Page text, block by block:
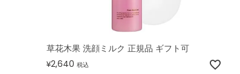
草花木果 洗顔ミルク 正規品 ギフト可
¥2,640 税込